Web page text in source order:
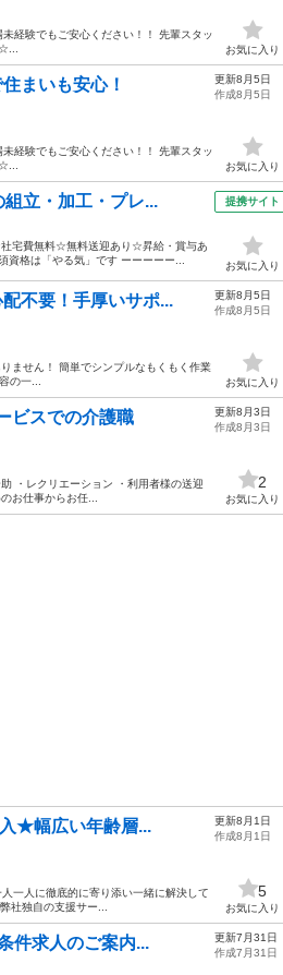
経験でもご安心ください！！ 先輩スタッ
お気に入り
まいも安心！
経験でもご安心ください！！ 先輩スタッ
更新8月5日
作成8月5日
お気に入り
立・加工・プレ...
宅費無料☆無料送迎あり☆昇給・賞与あ
格は「やる気」です ーーーーー...
提携サイト
お気に入り
不要！手厚いサポ...
ません！ 簡単でシンプルなもくもく作業
の一...
更新8月5日
作成8月5日
お気に入り
ビスでの介護職
・レクリエーション ・利用者様の送迎
お仕事からお任...
更新8月3日
作成8月3日
2
お気に入り
入★幅広い年齢層...
一人に徹底的に寄り添い一緒に解決して
社独自の支援サー...
更新8月1日
作成8月1日
5
お気に入り
件求人のご案内...
更新7月31日
作成7月31日